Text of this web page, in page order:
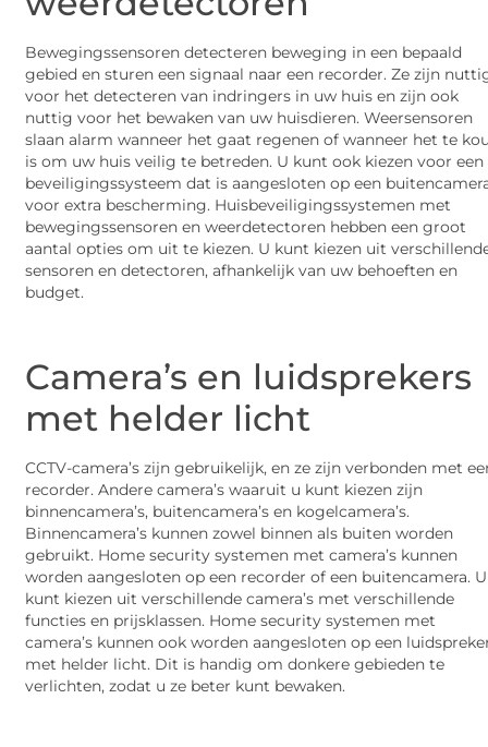
Bewegingssensoren detecteren beweging in een bepaald
gebied en sturen een signaal naar een recorder. Ze zijn
voor het detecteren van indringers in uw huis en zijn ook
nuttig voor het bewaken van uw huisdieren. Weersensoren
slaan alarm wanneer het gaat regenen of wanneer het te
is om uw huis veilig te betreden. U kunt ook kiezen voor een
beveiligingssysteem dat is aangesloten op een
voor extra bescherming. Huisbeveiligingssystemen met
bewegingssensoren en weerdetectoren hebben een groot
aantal opties om uit te kiezen. U kunt kiezen uit
sensoren en detectoren, afhankelijk van uw behoeften en
budget.
Camera’s en luidsprekers
met helder licht
CCTV-camera’s zijn gebruikelijk, en ze zijn verbonden met
recorder. Andere camera’s waaruit u kunt kiezen zijn
binnencamera’s, buitencamera’s en kogelcamera’s.
Binnencamera’s kunnen zowel binnen als buiten worden
gebruikt. Home security systemen met camera’s kunnen
worden aangesloten op een recorder of een buitencamera. U
kunt kiezen uit verschillende camera’s met verschillende
functies en prijsklassen. Home security systemen met
camera’s kunnen ook worden aangesloten op een
met helder licht. Dit is handig om donkere gebieden te
verlichten, zodat u ze beter kunt bewaken.